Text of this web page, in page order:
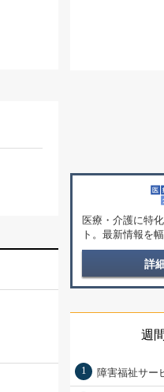
医療・介護に特
ト。最新情報を
詳
週
1 障害福祉サー